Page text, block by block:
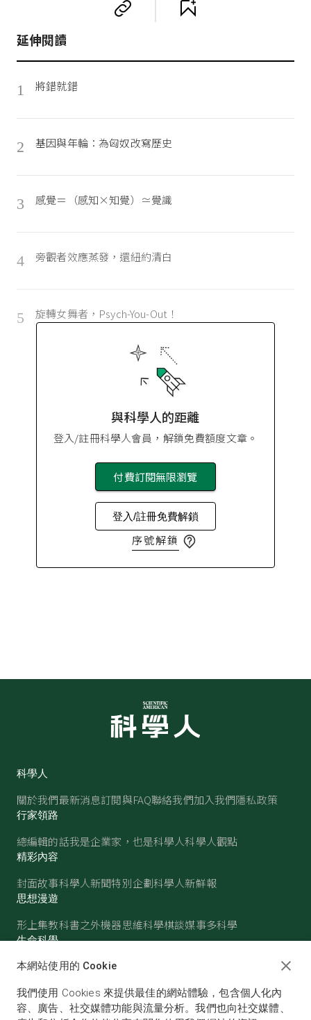
延伸閱讀
1 將錯就錯
2 基因與年輪：為匈奴改寫歷史
3 感覺＝（感知×知覺）≃覺識
4 旁觀者效應蒸發，還紐約清白
5 旋轉女舞者，Psych-You-Out！
與科學人的距離
登入/註冊科學人會員，解鎖免費額度文章。
付費訂閱無限瀏覽
登入/註冊免費解鎖
序號解鎖
科學人
關於我們最新消息訂閱與FAQ聯絡我們加入我們隱私政策
行家領路
總編輯的話我是企業家，也是科學人科學人觀點
精彩內容
封面故事科學人新聞特別企劃科學人新鮮報
思想漫遊
形上集教科書之外機器思維科學棋談媒事多科學
生命科學
醫學古生物心理學生態學
物理 化學地球科學天文
本網站使用的 Cookie
我們使用 Cookies 來提供最佳的網站體驗，包含個人化內
容、廣告、社交媒體功能與流量分析。我們也向社交媒體、